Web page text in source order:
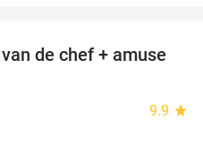
35%
de chef + amuse
9.9 star